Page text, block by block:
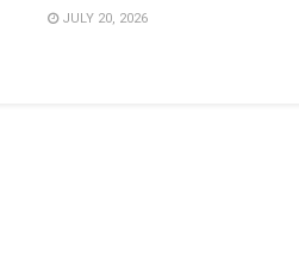
JULY 20, 2026